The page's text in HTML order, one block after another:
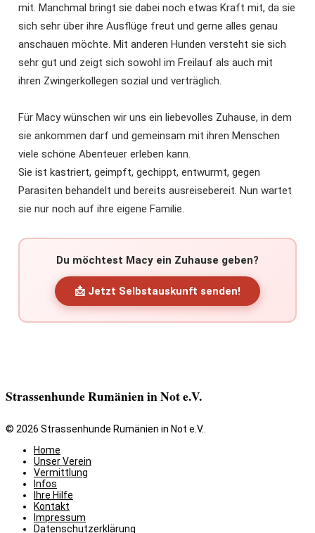
mit. Manchmal bringt sie dabei noch etwas Kraft mit, da sie
sich sehr über ihre Ausflüge freut und gerne alles genau
anschauen möchte. Mit anderen Hunden versteht sie sich
sehr gut und zeigt sich sowohl im Freilauf als auch mit
ihren Zwingerkollegen sozial und verträglich.
Für Macy wünschen wir uns ein liebevolles Zuhause, in dem
sie ankommen darf und gemeinsam mit ihren Menschen
viele schöne Abenteuer erleben kann.
Sie ist kastriert, geimpft, gechippt, entwurmt, gegen
Parasiten behandelt und bereits ausreisebereit. Nun wartet
sie nur noch auf ihre eigene Familie.
Du möchtest Macy ein Zuhause geben?
📩 Jetzt Selbstauskunft senden!
Strassenhunde Rumänien in Not e.V.
© 2026 Strassenhunde Rumänien in Not e.V..
Home
Unser Verein
Vermittlung
Infos
Ihre Hilfe
Kontakt
Impressum
Datenschutzerklärung